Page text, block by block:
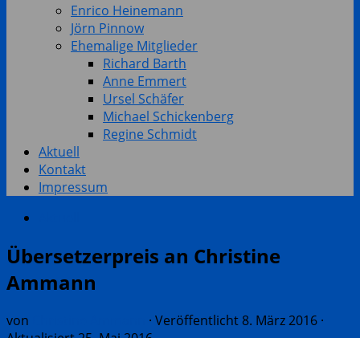
Enrico Heinemann
Jörn Pinnow
Ehemalige Mitglieder
Richard Barth
Anne Emmert
Ursel Schäfer
Michael Schickenberg
Regine Schmidt
Aktuell
Kontakt
Impressum
Übersetzerpreis an Christine
Ammann
von · Veröffentlicht8. März 2016 ·